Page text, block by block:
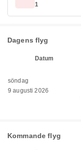
1
Dagens flyg
Datum
söndag
9 augusti 2026
Kommande flyg